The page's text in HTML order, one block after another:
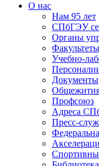
О нас
Нам 95 лет
СПбГЭУ
Органы
Учебно-
Документы
Общежития
Профсоюз
Адреса
Пресс-